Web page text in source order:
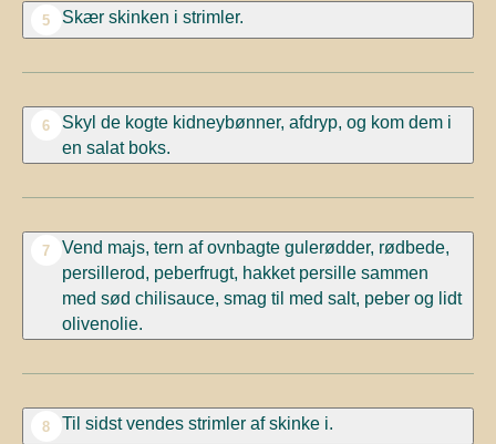
5 Skær skinken i strimler.
6
Skyl de kogte kidneybønner, afdryp, og kom dem i
en salat boks.
7
Vend majs, tern af ovnbagte gulerødder, rødbede,
persillerod, peberfrugt, hakket persille sammen
med sød chilisauce, smag til med salt, peber og lidt
olivenolie.
8 Til sidst vendes strimler af skinke i.